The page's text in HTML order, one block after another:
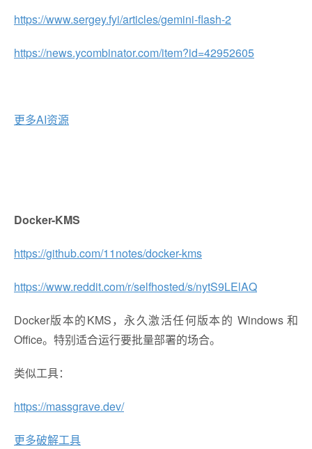
https://www.sergey.fyi/articles/gemini-flash-2
https://news.ycombinator.com/item?id=42952605
更多AI资源
Docker-KMS
https://github.com/11notes/docker-kms
https://www.reddit.com/r/selfhosted/s/nytS9LElAQ
Docker版本的KMS， 永久激活任何版本的 Windows 和
Office。特别适合运行要批量部署的场合。
类似工具：
https://massgrave.dev/
更多破解工具